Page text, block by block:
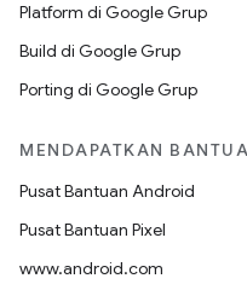
Platform di Google Grup
Build di Google Grup
Porting di Google Grup
MENDAPATKAN
Pusat Bantuan Android
Pusat Bantuan Pixel
www.android.com